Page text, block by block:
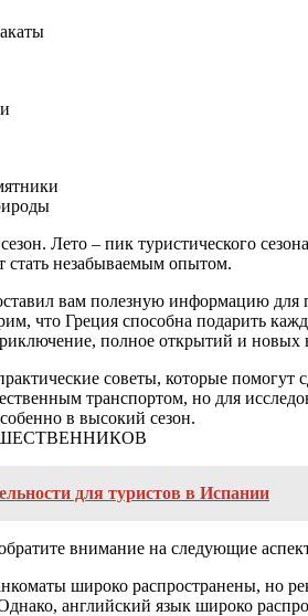
Лето – пик туристического
стать незабываемым опытом.
вам полезную информацию
что Греция способна подарить
полное открытий и новых
советы, которые
транспортом, но для
в высокий сезон.
для туристов в Испании
внимание на следующие
широко распространены, но
английский язык широко